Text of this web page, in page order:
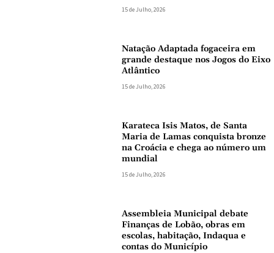
15 de Julho, 2026
Natação Adaptada fogaceira em
grande destaque nos Jogos do Eixo
Atlântico
15 de Julho, 2026
Karateca Isis Matos, de Santa
Maria de Lamas conquista bronze
na Croácia e chega ao número um
mundial
15 de Julho, 2026
Assembleia Municipal debate
Finanças de Lobão, obras em
escolas, habitação, Indaqua e
contas do Município